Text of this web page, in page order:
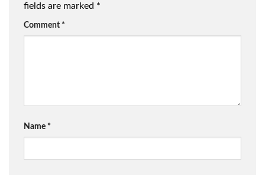
fields are marked *
Comment *
Name *